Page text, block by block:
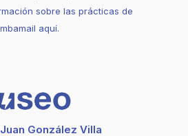
sobre las prácticas de
aquí.
González Villa